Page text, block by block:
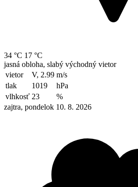
34 °C 17 °C
jasná obloha, slabý východný vietor
vietor
V, 2.99 m/s
tlak
1019
hPa
vlhkosť 23
%
zajtra, pondelok 10. 8. 2026